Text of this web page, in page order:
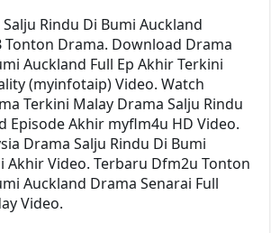
Salju Rindu Di Bumi Auckland
Tonton Drama. Download Drama
Auckland Full Ep Akhir Terkini
(myinfotaip) Video. Watch
Terkini Malay Drama Salju Rindu
Episode Akhir myflm4u HD Video.
Drama Salju Rindu Di Bumi
Akhir Video. Terbaru Dfm2u Tonton
Auckland Drama Senarai Full
Video.